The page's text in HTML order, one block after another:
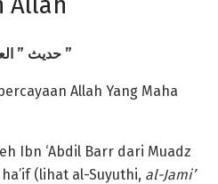
حديث ” ”
Allah Yang Maha
Ibn ‘Abdil Barr dari Muadz
(lihat al-Suyuthi, al-Jami’